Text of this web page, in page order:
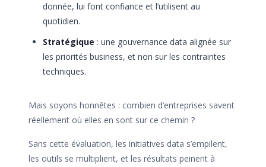
donnée, lui font confiance et l’utilisent au
quotidien.
Stratégique : une gouvernance data alignée sur
les priorités business, et non sur les contraintes
techniques.
Mais soyons honnêtes : combien d’entreprises savent
réellement où elles en sont sur ce chemin ?
Sans cette évaluation, les initiatives data s’empilent,
les outils se multiplient, et les résultats peinent à